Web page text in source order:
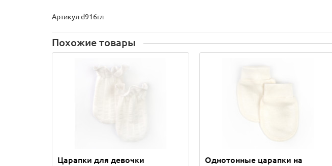
Артикул d916гл
Похожие товары
Царапки для девочки
Однотонные царапки на